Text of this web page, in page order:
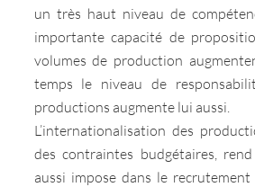
un très haut niveau de
importante capacité de
volumes de production
temps le niveau de
productions augmente lui aussi.
L’internationalisation des
des contraintes budgétaires,
aussi impose dans le